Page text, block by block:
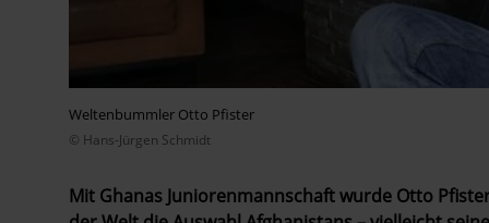
Weltenbummler Otto Pfister
© Hans-Jürgen Schmidt
Mit Ghanas Juniorenmannschaft wurde Otto